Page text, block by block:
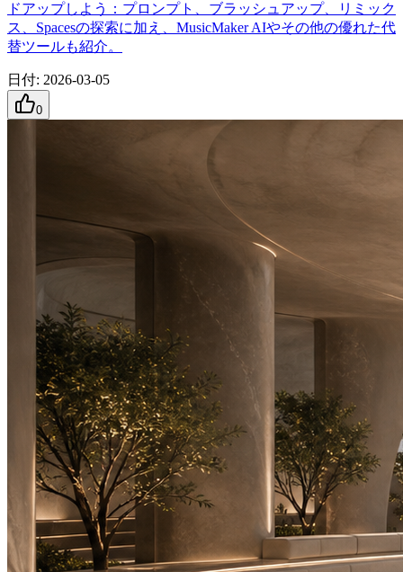
ドアップしよう：プロンプト、ブラッシュアップ、リミック
ス、Spacesの探索に加え、MusicMaker AIやその他の優れた代
替ツールも紹介。
日付: 2026-03-05
0